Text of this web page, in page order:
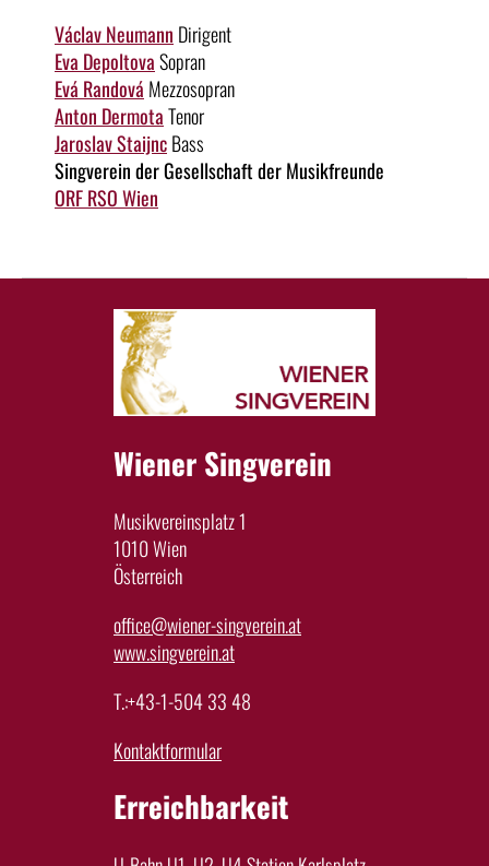
Václav Neumann Dirigent
Eva DepoltovaSopran
Evá Randová Mezzosopran
Anton DermotaTenor
Jaroslav StaijncBass
Singverein der Gesellschaft der Musikfreunde
ORF RSO Wien
Wiener Singverein
Musikvereinsplatz 1
1010 Wien
Österreich
office@wiener-singverein.at
www.singverein.at
T.:+43-1-504 33 48
Kontaktformular
Erreichbarkeit